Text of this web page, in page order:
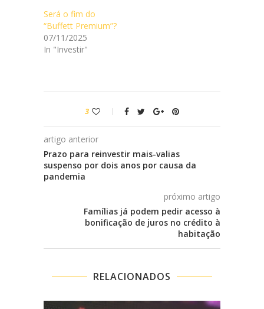
Será o fim do
“Buffett Premium”?
07/11/2025
In "Investir"
3
artigo anterior
Prazo para reinvestir mais-valias
suspenso por dois anos por causa da
pandemia
próximo artigo
Famílias já podem pedir acesso à
bonificação de juros no crédito à
habitação
RELACIONADOS